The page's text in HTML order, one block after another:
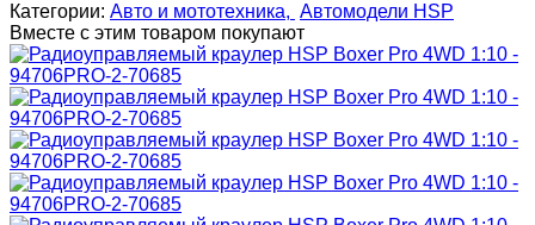
Категории: Авто и мототехника, Автомодели HSP
Вместе с этим товаром покупают